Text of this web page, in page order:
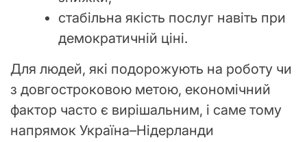
стабільна якість послуг навіть при
демократичній ціні.
Для людей, які подорожують на роботу чи
з довгостроковою метою, економічний
фактор часто є вирішальним, і саме тому
напрямок Україна–Нідерланди